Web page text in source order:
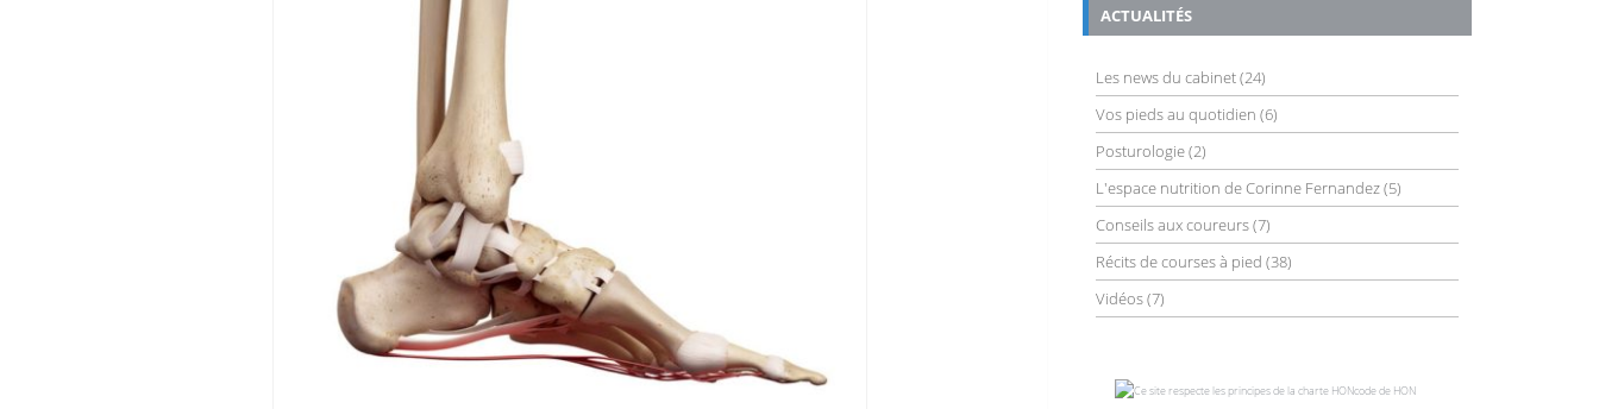
ACTUALITÉS
Les news du cabinet(24)
Vos pieds au quotidien (6)
Posturologie(2)
L'espace nutrition de Corinne Fernandez(5)
Conseils aux coureurs(7)
Récits de courses à pied (38)
Vidéos(7)